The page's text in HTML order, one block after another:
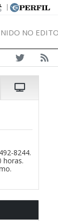
|
NO
8244.
horas.